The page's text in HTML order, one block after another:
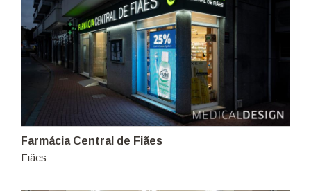
Farmácia Central de Fiães
Fiães